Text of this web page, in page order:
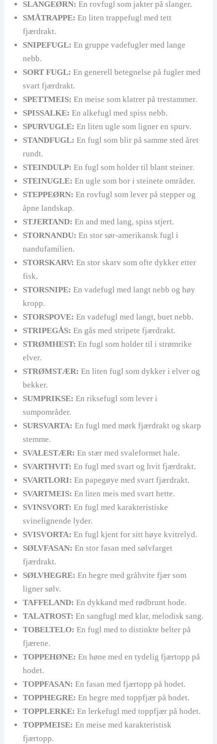
SLANGEØRN: En rovfugl som jakter på slanger.
SMÅTRAPPE: En liten trappefugl med tett
fjærdrakt.
SNIPEFUGL: En gruppe vadefugler med lange
nebb.
SORT FUGL: En generell betegnelse på fugler med
svart fjærdrakt.
SPETTMEIS: En meise som klatrer på trestammer.
SPISSALKE: En alkefugl med spiss nebb.
SPURVUGLE: En liten ugle som ligner en spurv.
STANDFUGL: En fugl som blir på samme sted året
rundt.
STEINDULP: En fugl som holder til blant steiner.
STEINUGLE: En ugle som bor i steinete områder.
STEPPEØRN: En rovfugl som lever på stepper og
åpne landskap.
STJERTAND: En and med lang, spiss stjert.
STORNANDU: En stor sør-amerikansk fugl i
nandufamilien.
STORSKARV: En stor skarv som ofte dykker etter
fisk.
STORSNIPE: En vadefugl med langt nebb og høy
kropp.
STORSPOVE: En vadefugl med langt, buet nebb.
STRIPEGÅS: En gås med stripete fjærdrakt.
STRØMHEST: En fugl som holder til i strømrike
elver.
STRØMSTÆR: En liten fugl som dykker i elver og
bekker.
SUMPRIKSE: En riksefugl som lever i
sumpområder.
SURSVARTA: En fugl med mørk fjærdrakt og skarp
stemme.
SVALESTÆR: En stær med svaleformet hale.
SVARTHVIT: En fugl med svart og hvit fjærdrakt.
SVARTLORI: En papegøye med svart fjærdrakt.
SVARTMEIS: En liten meis med svart hette.
SVINSVORT: En fugl med karakteristiske
svinelignende lyder.
SVISVORTA: En fugl kjent for sitt høye kvitrelyd.
SØLVFASAN: En stor fasan med sølvfarget
fjærdrakt.
SØLVHEGRE: En hegre med gråhvite fjær som
ligner sølv.
TAFFELAND: En dykkand med rødbrunt hode.
TALATROST: En sangfugl med klar, melodisk sang.
TOBELTELO: En fugl med to distinkte belter på
fjærene.
TOPPEHØNE: En høne med en tydelig fjærtopp på
hodet.
TOPPFASAN: En fasan med fjærtopp på hodet.
TOPPHEGRE: En hegre med toppfjær på hodet.
TOPPLERKE: En lerkefugl med toppfjær på hodet.
TOPPMEISE: En meise med karakteristisk
fjærtopp.